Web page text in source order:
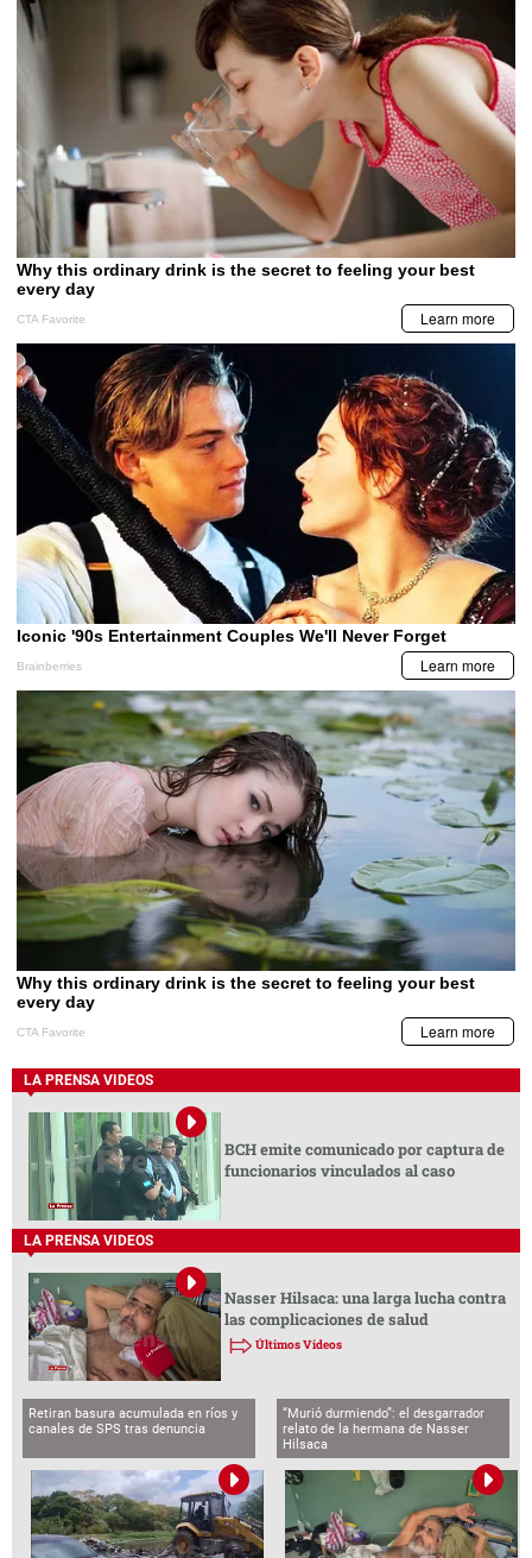
LA PRENSA VIDEOS
BCH emite comunicado por captura de
funcionarios vinculados al caso
LA PRENSA VIDEOS
Nasser Hilsaca: una larga lucha contra
las complicaciones de salud
Últimos Videos
Retiran basura acumulada en ríos y
canales de SPS tras denuncia
“Murió durmiendo”: el desgarrador
relato de la hermana de Nasser
Hilsaca